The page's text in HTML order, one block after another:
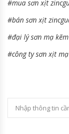
#mua sơn xịt
#bán sơn xịt
#đại lý sơn mạ
#công ty sơn xịt